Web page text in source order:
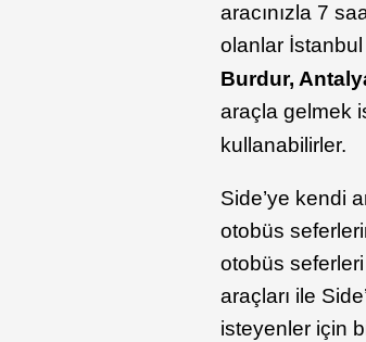
aracınızla 7
olanlar
Burdur,
araçla gelmek
kullanabilirler.
Side’ye kendi
otobüs
otobüs
araçları ile
isteyenler için